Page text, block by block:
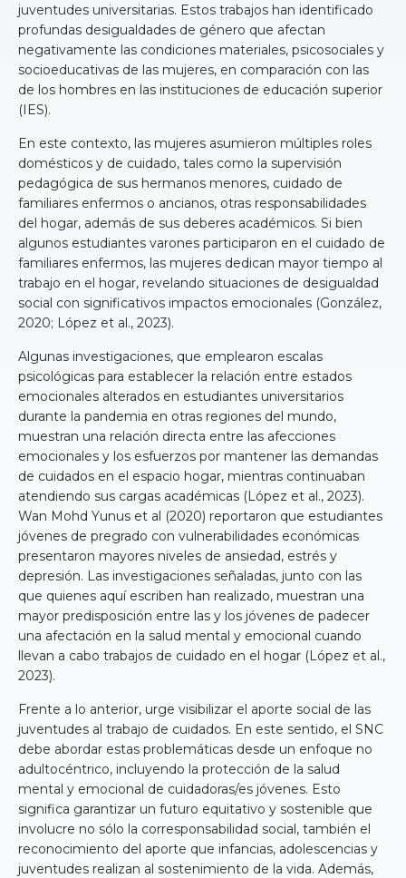
juventudes universitarias. Estos trabajos han identificado
profundas desigualdades de género que afectan
negativamente las condiciones materiales, psicosociales y
socioeducativas de las mujeres, en comparación con las
de los hombres en las instituciones de educación superior
(IES).
En este contexto, las mujeres asumieron múltiples roles
domésticos y de cuidado, tales como la supervisión
pedagógica de sus hermanos menores, cuidado de
familiares enfermos o ancianos, otras responsabilidades
del hogar, además de sus deberes académicos. Si bien
algunos estudiantes varones participaron en el cuidado de
familiares enfermos, las mujeres dedican mayor tiempo al
trabajo en el hogar, revelando situaciones de desigualdad
social con significativos impactos emocionales (González,
2020; López et al., 2023).
Algunas investigaciones, que emplearon escalas
psicológicas para establecer la relación entre estados
emocionales alterados en estudiantes universitarios
durante la pandemia en otras regiones del mundo,
muestran una relación directa entre las afecciones
emocionales y los esfuerzos por mantener las demandas
de cuidados en el espacio hogar, mientras continuaban
atendiendo sus cargas académicas (López et al., 2023).
Wan Mohd Yunus et al (2020) reportaron que estudiantes
jóvenes de pregrado con vulnerabilidades económicas
presentaron mayores niveles de ansiedad, estrés y
depresión. Las investigaciones señaladas, junto con las
que quienes aquí escriben han realizado, muestran una
mayor predisposición entre las y los jóvenes de padecer
una afectación en la salud mental y emocional cuando
llevan a cabo trabajos de cuidado en el hogar (López et al.,
2023).
Frente a lo anterior, urge visibilizar el aporte social de las
juventudes al trabajo de cuidados. En este sentido, el SNC
debe abordar estas problemáticas desde un enfoque no
adultocéntrico, incluyendo la protección de la salud
mental y emocional de cuidadoras/es jóvenes. Esto
significa garantizar un futuro equitativo y sostenible que
involucre no sólo la corresponsabilidad social, también el
reconocimiento del aporte que infancias, adolescencias y
juventudes realizan al sostenimiento de la vida. Además,